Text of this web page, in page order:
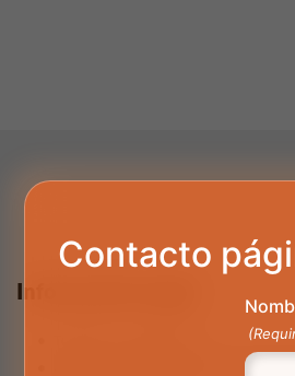
Información Legal
Aviso de privacidad y política de
Contacto